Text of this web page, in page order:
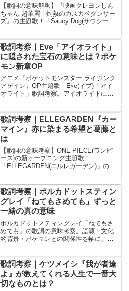
【歌詞の意味解釈】『映画クレヨンしん
ちゃん 超華麗！灼熱のカスカベダンサー
ズ』の主題歌！「Saucy Dog(サウシード
いての豆知識を書いています！
歌詞考察｜Eve「アイオライト」
に隠された宝石の意味とは？ポケ
モン新章OP
アニメ『ポケットモンスター ライジング
アゲイン』OP主題歌｜Eve(イブ)「アイ
オライト」歌詞考察。アイオライトに隠
「答えは自分の中にある」。他のブログ
では語られていない深い考察。
歌詞考察｜ELLEGARDEN『カー
マイン』赤に染まる希望と葛藤と
は
【歌詞の意味考察】ONE PIECE(ワンピ
ース)の新オープニング主題歌！
「ELLEGARDEN(エルレガーデン)」の
豆知識を書いています！
歌詞考察｜ポルカドットスティン
グレイ「ねてもさめても」ずっと
一緒の真の意味
ポルカドットスティングレイ「ねてもさ
めても」の歌詞の意味考察。語源・文化
的背景・ポケモンとの関係性を軸に、他
歌詞考察｜ケツメイシ『我が者達
よ』が教えてくれる人生で一番大
切なものとは？